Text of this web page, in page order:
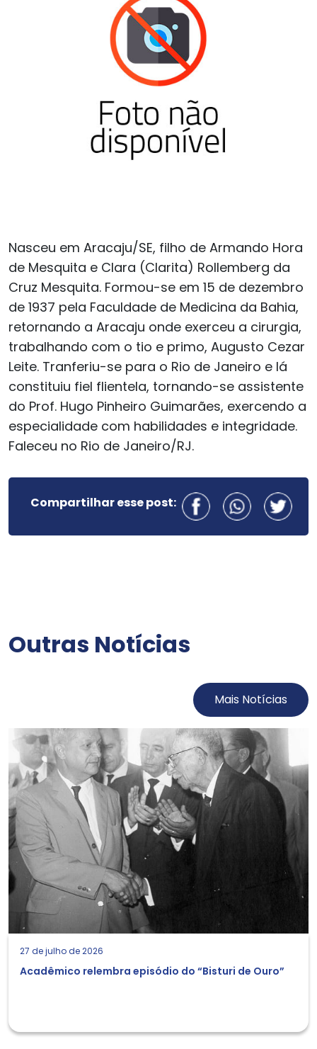
Nasceu em Aracaju/SE, filho de Armando Hora
de Mesquita e Clara (Clarita) Rollemberg da
Cruz Mesquita. Formou-se em 15 de dezembro
de 1937 pela Faculdade de Medicina da Bahia,
retornando a Aracaju onde exerceu a cirurgia,
trabalhando com o tio e primo, Augusto Cezar
Leite. Tranferiu-se para o Rio de Janeiro e lá
constituiu fiel flientela, tornando-se assistente
do Prof. Hugo Pinheiro Guimarães, exercendo a
especialidade com habilidades e integridade.
Faleceu no Rio de Janeiro/RJ.
Compartilhar esse post:
Outras Notícias
Mais Notícias
27 de julho de 2026
Acadêmico relembra episódio do “Bisturi de Ouro”